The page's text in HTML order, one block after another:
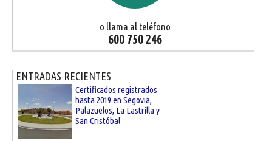
o llama al teléfono
600 750 246
ENTRADAS RECIENTES
Certificados registrados
hasta 2019 en Segovia,
Palazuelos, La Lastrilla y
San Cristóbal